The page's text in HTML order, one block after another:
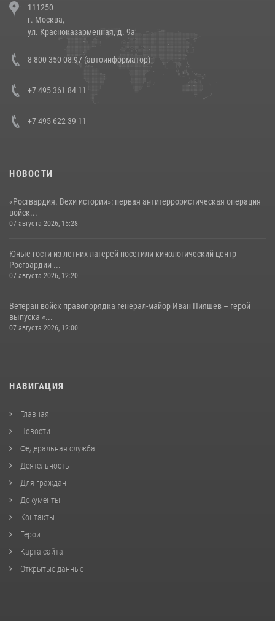
напавших на бригаду скорой помощи (видео)
14 июля 2026, 12:20
В Росгвардии прошла военно-научная конференция по обобщению
боевого опыта
111250
г. Москва,
ул. Красноказарменная, д. 9а
8 800 350 08 97 (автоинформатор)
+7 495 361 84 11
+7 495 622 39 11
НОВОСТИ
«Росгвардия. Вехи истории»: первая антитеррористическая операция
войск...
07 августа 2026, 15:28
Юные гости из летних лагерей посетили кинологический центр
Росгвардии ...
07 августа 2026, 12:20
Ветеран войск правопорядка генерал-майор Иван Пияшев – герой
выпуска «...
07 августа 2026, 12:00
НАВИГАЦИЯ
Главная
Новости
Федеральная служба
Деятельность
Для граждан
Документы
Контакты
Герои
Карта сайта
Открытые данные